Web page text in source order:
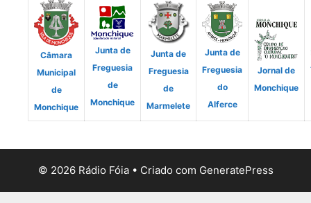
Câmara
Municipal
de
Monchique
Junta de
Freguesia
de
Monchique
Junta de
Freguesia
de
Marmelete
Junta de
Freguesia
do
Alferce
Jornal de
Monchique
© 2026 Rádio Fóia• Criado com GeneratePress